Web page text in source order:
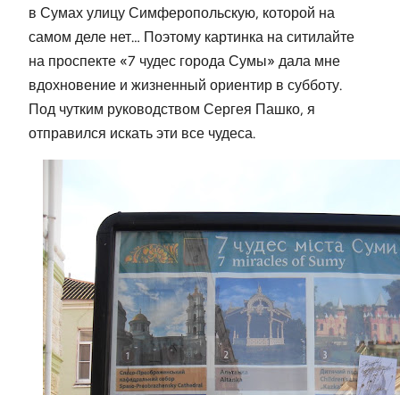
в Сумах улицу Симферопольскую, которой на
самом деле нет… Поэтому картинка на ситилайте
на проспекте «7 чудес города Сумы» дала мне
вдохновение и жизненный ориентир в субботу.
Под чутким руководством Сергея Пашко, я
отправился искать эти все чудеса.